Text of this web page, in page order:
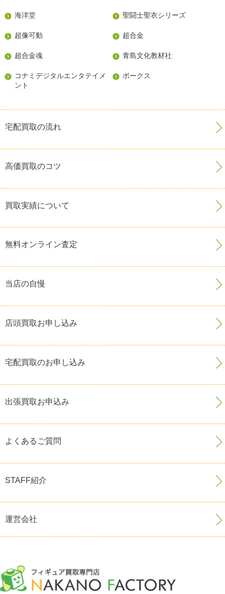
海洋堂 聖闘士聖衣シリーズ
超像可動 超合金
超合金魂 青島文化教材社
コナミデジタルエンタテイメ
ント
ボークス
宅配買取の流れ
高価買取のコツ
買取実績について
無料オンライン査定
当店の自慢
店頭買取お申し込み
宅配買取のお申し込み
出張買取お申込み
よくあるご質問
STAFF紹介
運営会社